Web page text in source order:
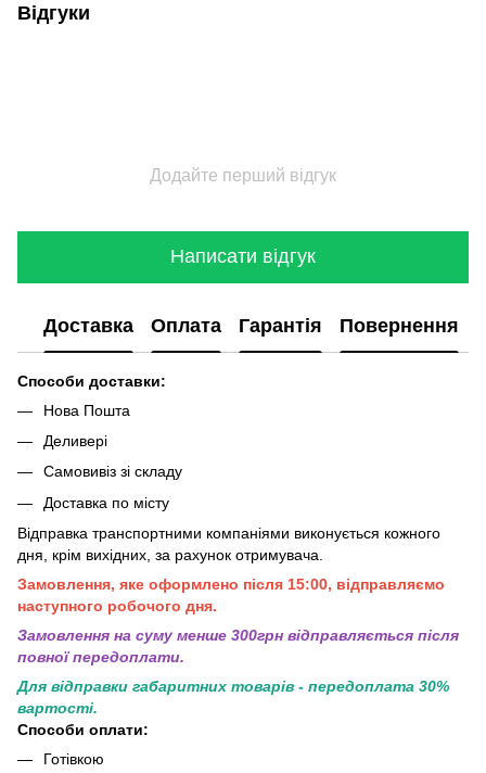
Відгуки
Додайте перший відгук
Написати відгук
Доставка Оплата Гарантія Повернення
Способи доставки:
Нова Пошта
Деливері
Самовивіз зі складу
Доставка по місту
Відправка транспортними компаніями виконується кожного
дня, крім вихідних, за рахунок отримувача.
Замовлення, яке оформлено після 15:00, відправляємо
наступного робочого дня.
Замовлення на суму менше 300грн вiдправляється пiсля
повної передоплати.
Для відправки габаритних товарів - передоплата 30%
вартості.
Способи оплати:
Готівкою